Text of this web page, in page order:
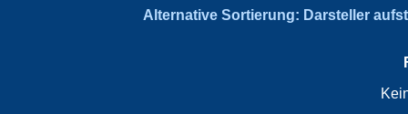
Alternative Sortierung: Darsteller